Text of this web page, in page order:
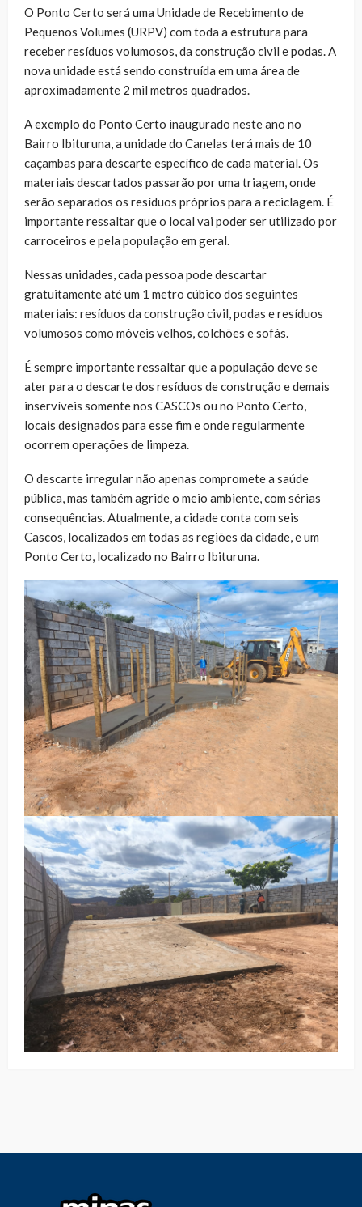
O Ponto Certo será uma Unidade de Recebimento de
Pequenos Volumes (URPV) com toda a estrutura para
receber resíduos volumosos, da construção civil e podas. A
nova unidade está sendo construída em uma área de
aproximadamente 2 mil metros quadrados.
A exemplo do Ponto Certo inaugurado neste ano no
Bairro Ibituruna, a unidade do Canelas terá mais de 10
caçambas para descarte específico de cada material. Os
materiais descartados passarão por uma triagem, onde
serão separados os resíduos próprios para a reciclagem. É
importante ressaltar que o local vai poder ser utilizado por
carroceiros e pela população em geral.
Nessas unidades, cada pessoa pode descartar
gratuitamente até um 1 metro cúbico dos seguintes
materiais: resíduos da construção civil, podas e resíduos
volumosos como móveis velhos, colchões e sofás.
É sempre importante ressaltar que a população deve se
ater para o descarte dos resíduos de construção e demais
inservíveis somente nos CASCOs ou no Ponto Certo,
locais designados para esse fim e onde regularmente
ocorrem operações de limpeza.
O descarte irregular não apenas compromete a saúde
pública, mas também agride o meio ambiente, com sérias
consequências. Atualmente, a cidade conta com seis
Cascos, localizados em todas as regiões da cidade, e um
Ponto Certo, localizado no Bairro Ibituruna.